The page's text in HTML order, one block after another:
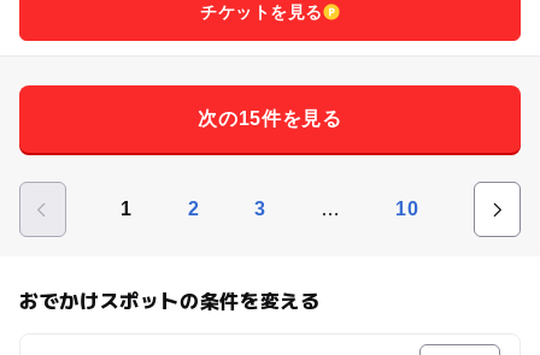
チケットを見る
次の15件を見る
1 2 3 … 10
おでかけスポットの条件を変える